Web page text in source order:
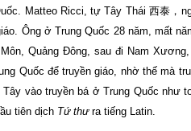
Matteo Ricci, tự Tây Thái 西泰，
Ông ở Trung Quốc 28 năm, mất
Quảng Đông, sau đi Nam
Quốc để truyền giáo, nhờ thế mà
vào truyền bá ở Trung Quốc như
tiên dịch Tứ thư ra tiếng Latin.